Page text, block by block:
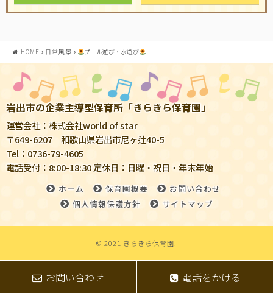
HOME 日常風景 プール遊び・水遊び
岩出市の企業主導型保育所「きらきら保育園」
運営会社：株式会社world of star
〒649-6207 和歌山県岩出市尼ヶ辻40-5
Tel：0736-79-4605
電話受付：8:00-18:30 定休日：日曜・祝日・年末年始
ホーム 保育園概要
お問い合わせ
個人情報保護方針
サイトマップ
© 2021 きらきら保育園.
お問い合わせ 電話をかける